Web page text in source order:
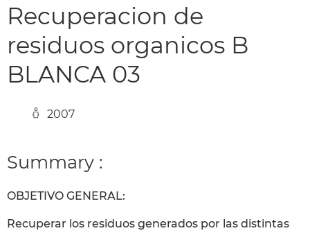
Recuperacion de
residuos organicos B
BLANCA 03
2007
Summary :
OBJETIVO GENERAL:
Recuperar los residuos generados por las distintas